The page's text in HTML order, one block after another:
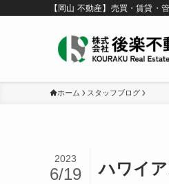
【岡山 不動産】売買・賃貸・
ホーム スタッフブログ
ハワイ
2023
6/19